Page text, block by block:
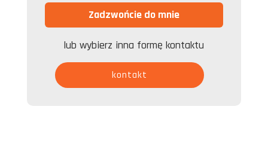
lub wybierz inna formę kontaktu
kontakt